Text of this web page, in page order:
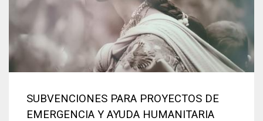
SUBVENCIONES PARA PROYECTOS DE
EMERGENCIA Y AYUDA HUMANITARIA